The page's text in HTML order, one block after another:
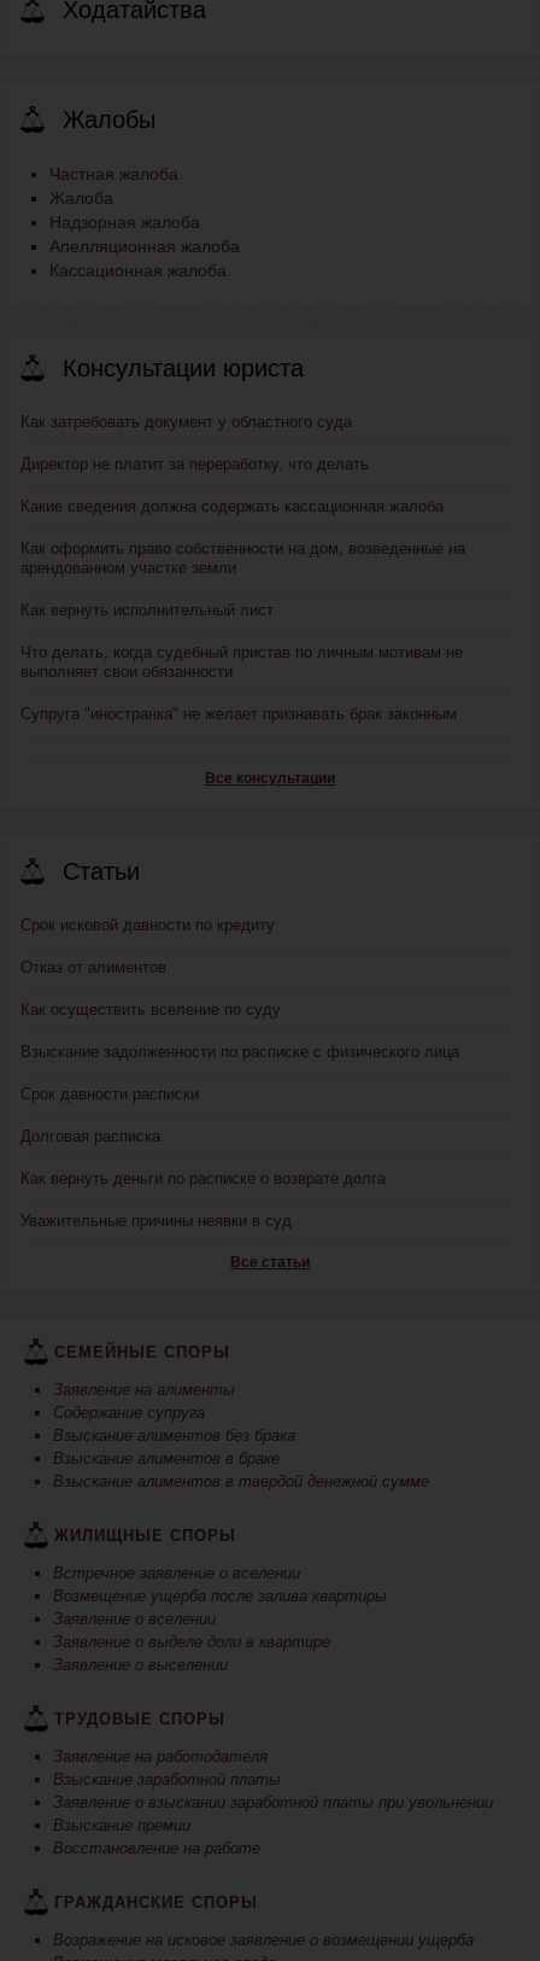
Ходатайства
Жалобы
Частная жалоба
Жалоба
Надзорная жалоба
Апелляционная жалоба
Кассационная жалоба
Консультации юриста
Как затребовать документ у областного суда
Директор не платит за переработку, что делать
Какие сведения должна содержать кассационная жалоба
Как оформить право собственности на дом, возведенные на
арендованном участке земли
Как вернуть исполнительный лист
Что делать, когда судебный пристав по личным мотивам не
выполняет свои обязанности
Супруга "иностранка" не желает признавать брак законным
Все консультации
Статьи
Срок исковой давности по кредиту
Отказ от алиментов
Как осуществить вселение по суду
Взыскание задолженности по расписке с физического лица
Срок давности расписки
Долговая расписка
Как вернуть деньги по расписке о возврате долга
Уважительные причины неявки в суд
Все статьи
СЕМЕЙНЫЕ СПОРЫ
Заявление на алименты
Содержание супруга
Взыскание алиментов без брака
Взыскание алиментов в браке
Взыскание алиментов в твердой денежной сумме
ЖИЛИЩНЫЕ СПОРЫ
Встречное заявление о вселении
Возмещение ущерба после залива квартиры
Заявление о вселении
Заявление о выделе доли в квартире
Заявление о выселении
ТРУДОВЫЕ СПОРЫ
Заявление на работодателя
Взыскание заработной платы
Заявление о взыскании заработной платы при увольнении
Взыскание премии
Восстановление на работе
ГРАЖДАНСКИЕ СПОРЫ
Возражение на исковое заявление о возмещении ущерба